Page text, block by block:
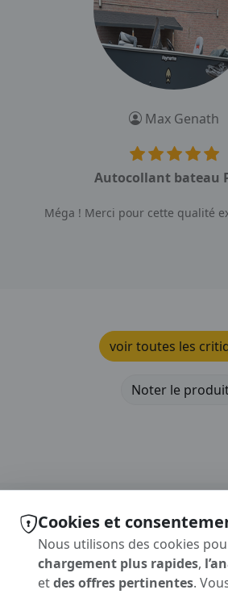
Max Genath
Autocollant bateau
Méga ! Merci pour cette qualité
voir toutes les
Noter le
Cookies et
Nous utilisons des cookies
chargement plus rapides,
etdes offres pertinentes.